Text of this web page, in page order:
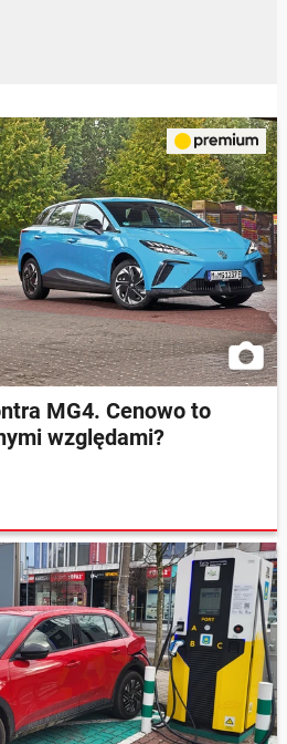
MG4. Cenowo to
względami?